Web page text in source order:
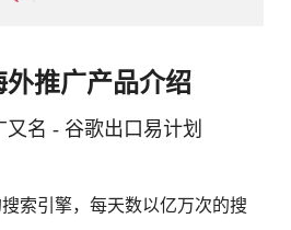
外推广产品介绍
名 - 谷歌出口易计划
索引擎，每天数以亿万次的搜